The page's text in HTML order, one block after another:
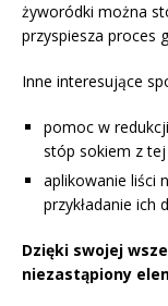
żyworódki można
przyspiesza proces
Inne interesujące
pomoc w
stóp sokiem z
aplikowanie liści
przykładanie ich
Dzięki swojej
niezastąpiony